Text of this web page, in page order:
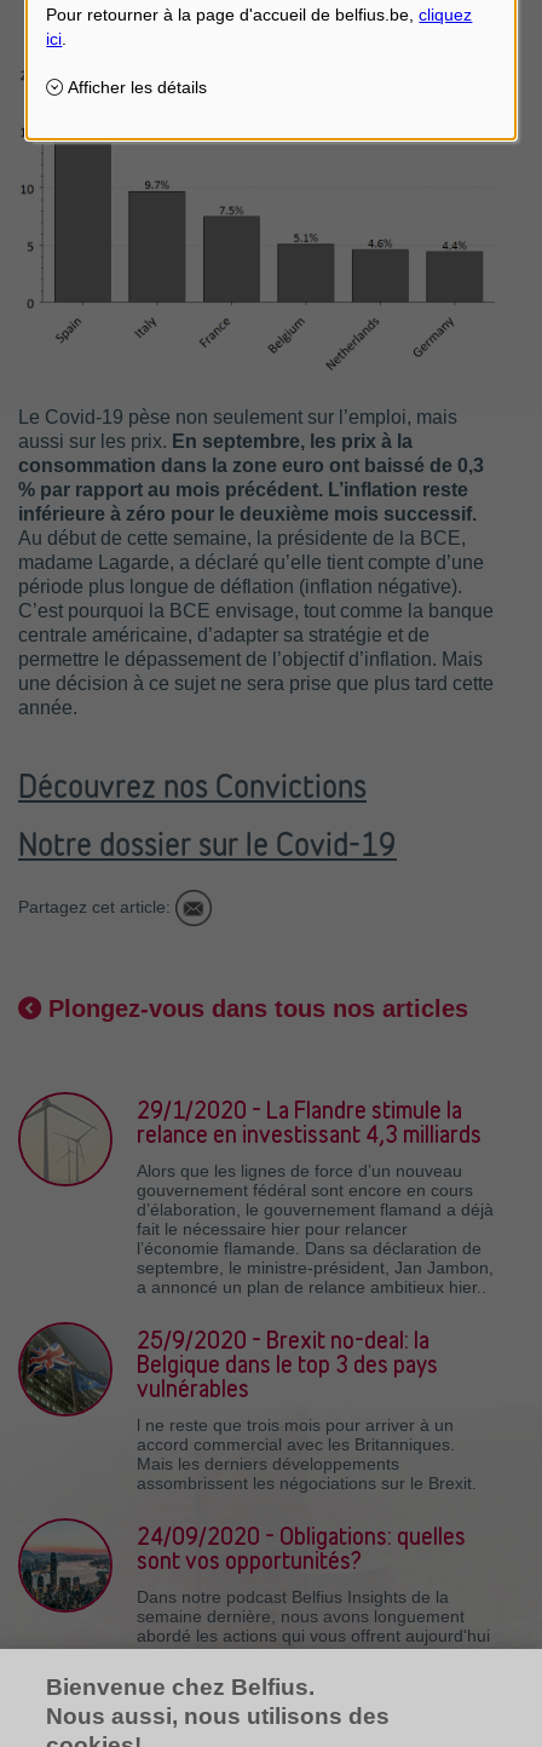
Le Covid-19 pèse non seulement sur l’emploi, mais
aussi sur les prix. En septembre, les prix à la
consommation dans la zone euro ont baissé de 0,3
% par rapport au mois précédent. L’inflation reste
inférieure à zéro pour le deuxième mois successif.
Au début de cette semaine, la présidente de la BCE,
madame Lagarde, a déclaré qu’elle tient compte d’une
période plus longue de déflation (inflation négative).
C’est pourquoi la BCE envisage, tout comme la banque
centrale américaine, d’adapter sa stratégie et de
permettre le dépassement de l’objectif d’inflation. Mais
une décision à ce sujet ne sera prise que plus tard cette
année.
Découvrez nos Convictions
Notre dossier sur le Covid-19
Partagez cet article:
Plongez-vous dans tous nos articles
29/1/2020 - La Flandre stimule la
relance en investissant 4,3 milliards
Alors que les lignes de force d’un nouveau
gouvernement fédéral sont encore en cours
d’élaboration, le gouvernement flamand a déjà
fait le nécessaire hier pour relancer
l’économie flamande. Dans sa déclaration de
septembre, le ministre-président, Jan Jambon,
a annoncé un plan de relance ambitieux hier..
25/9/2020 - Brexit no-deal: la
Belgique dans le top 3 des pays
vulnérables
l ne reste que trois mois pour arriver à un
accord commercial avec les Britanniques.
Mais les derniers développements
assombrissent les négociations sur le Brexit.
24/09/2020 - Obligations: quelles
sont vos opportunités?
Dans notre podcast Belfius Insights de la
semaine dernière, nous avons longuement
abordé les actions qui vous offrent aujourd'hui
des opportunités sur le long terme.
23/9/2020 - La reprise dans la zone
euro ralentit
Bienvenue chez Belfius.
Nous aussi, nous utilisons des